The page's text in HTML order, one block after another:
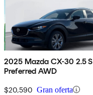
2025 Mazda CX-30 2.5 S
Preferred AWD
$20,590 Gran oferta